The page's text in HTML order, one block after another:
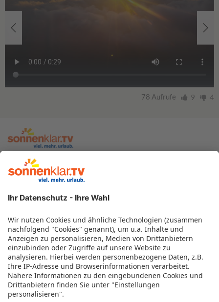
78 Aufrufe 9 4
zur sonnenklar.TV Webseite
Moderatoren
Impressum
Informationen zur Barrierefreiheit
Datenschutz
Datenschutzeinstellungen